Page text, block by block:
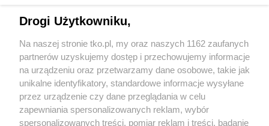
Jak rozpoznać, że soczewki kontaktowe są
Pokaż więcej
Drogi Użytkowniku,
Na naszej stronie tko.pl, my oraz naszych 1162 zaufanych
partnerów uzyskujemy dostęp i przechowujemy informacje
na urządzeniu oraz przetwarzamy dane osobowe, takie jak
unikalne identyfikatory, standardowe informacje wysyłane
przez urządzenie czy dane przeglądania w celu
zapewniania spersonalizowanych reklam, wybór
spersonalizowanych treści, pomiar reklam i treści, badanie